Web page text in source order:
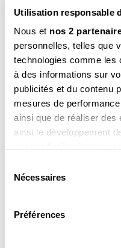
Utilisation responsable
Nous et nos 2
personnelles, telles que
technologies comme les
à des informations sur
publicités et du contenu
mesures de
ainsi que de réaliser des
ainsi le développement
tout moment en
cookies ou en cliquant
Si vous le permettez,
Nécessaires
Préférences
En précommandant
travail indépendant
démarche "Slow
livre sa juste valeur.
Pour